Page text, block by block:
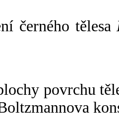
černého tělesa
povrchu